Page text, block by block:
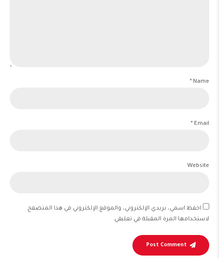
Name *
Email *
Website
احفظ اسمي، بريدي الإلكتروني، والموقع الإلكتروني في هذا المتصفح
لاستخدامها المرة المقبلة في تعليقي.
Post Comment